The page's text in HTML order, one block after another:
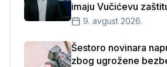
imaju Vučićevu
9. avgust 2026.
Šestoro novinara
zbog ugrožene